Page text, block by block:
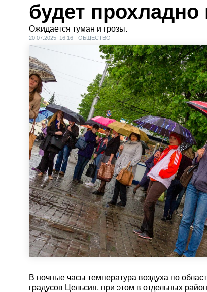
будет
Ожидается туман и грозы.
20.07.2025 16:16 ОБЩЕСТВО
В ночные часы температура воздуха по
градусов Цельсия, при этом в отдельных